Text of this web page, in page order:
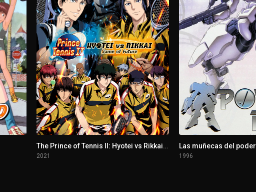
The Prince of Tennis II: Hyotei vs Rikkai - Game of Future
2021
Las muñecas del poder
1996